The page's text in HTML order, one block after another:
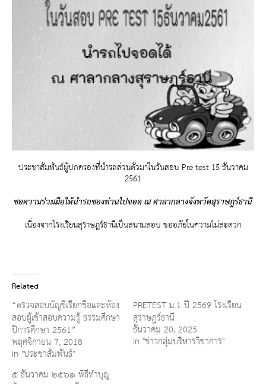
ประชาสัมพันธ์ผู้ปกครองที่นำรถส่วนตัวมาในวันสอบ Pre test 15 ธันวาคม
2561
ขอความร่วมมือให้นำรถของท่านไปจอด ณ ศาลากลางจังหวัดสุราษฎร์ธานี
เนื่องจากโรงเรียนสุราษฎร์ธานีเป็นสนามสอบ ขออภัยในความไม่สะดวก
Related
“ตรวจสอบบัญชีเรียกชื่อและห้อง
สอบผู้เข้าสอบความรู้ ธรรมศึกษา
ปีการศึกษา 2561”
พฤศจิกายน 7, 2018
In "ประชาสัมพันธ์"
PRETEST ม.1 ปี 2569 โรงเรียน
สุราษฎร์ธานี
ธันวาคม 20, 2025
In "ข่าวกลุ่มบริหารวิชาการ"
๕ ธันวาคม ๒๕๖๑ พิธีทำบุญ